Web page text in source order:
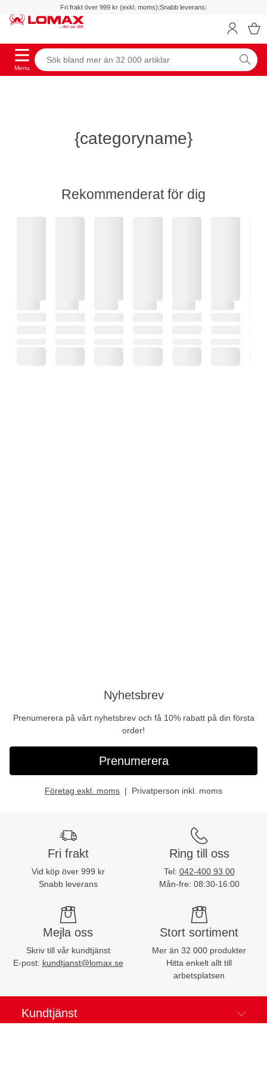
Fri frakt över 999 kr (exkl. moms)|Snabb leverans|
Menu
{categoryname}
Rekommenderat för dig
Nyhetsbrev
Prenumerera på vårt nyhetsbrev och få 10% rabatt på din första
order!
Prenumerera
Företag exkl. moms Privatperson inkl. moms
Fri frakt
Vid köp över 999 kr
Snabb leverans
Ring till oss
Tel: 042-400 93 00
Mån-fre: 08:30-16:00
Mejla oss
Skriv till vår kundtjänst
E-post: kundtjanst@lomax.se
Stort sortiment
Mer än 32 000 produkter
Hitta enkelt allt till
arbetsplatsen
Kundtjänst